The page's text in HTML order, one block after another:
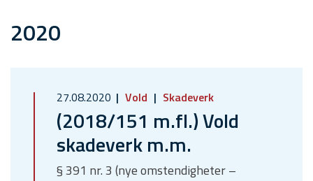
2020
27.08.2020 Vold Skadeverk
(2018/151 m.fl.) Vold
skadeverk m.m.
§ 391 nr. 3 (nye omstendigheter –